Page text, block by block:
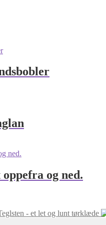
og ned.
- et let og lunt tørklæde